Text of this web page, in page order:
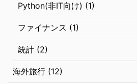
Python(非IT向け) (1)
ファイナンス (1)
統計 (2)
海外旅行 (12)